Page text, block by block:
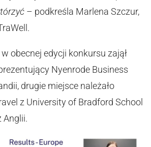
– podkreśla Marlena Szczur,
obecnej edycji konkursu zajął
Nyenrode Business
drugie miejsce należało
z University of Bradford School
Anglii.